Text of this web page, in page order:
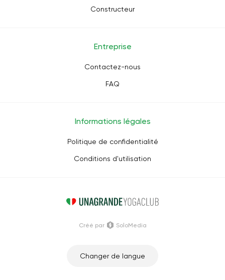
Constructeur
Entreprise
Contactez-nous
FAQ
Informations légales
Politique de confidentialité
Conditions d'utilisation
Changer de langue
Créé par SoloMedia